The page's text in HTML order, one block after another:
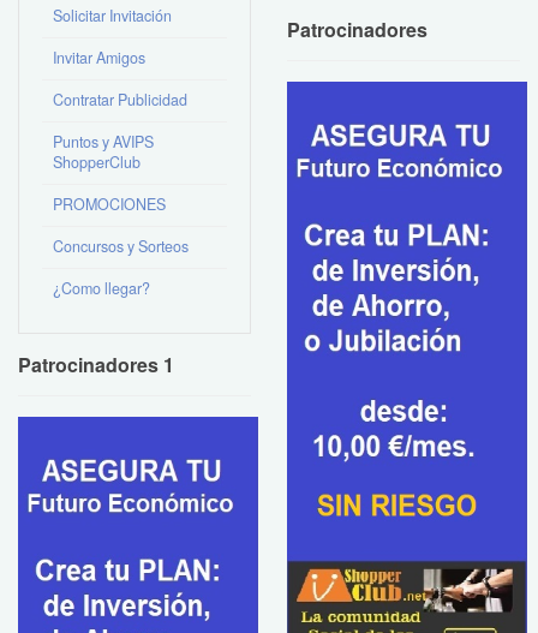
Solicitar Invitación
Invitar Amigos
Contratar Publicidad
Puntos y AVIPS
ShopperClub
PROMOCIONES
Concursos y Sorteos
¿Como llegar?
Patrocinadores 1
Patrocinadores